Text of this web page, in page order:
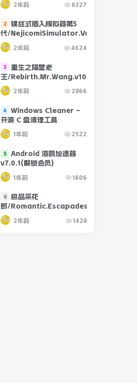
2年前 6327
2
螺丝式插入模拟器第5
代/NejicomiSimulator.Vol.5.v1.0.2
2年前 4624
3
重生之隔壁老
王/Rebirth.Mr.Wang.v10032020
2年前 2866
4
Windows Cleaner –
开源 C 盘清理工具
1年前 2522
5
Android 海鸥加速器
v7.0.1(解锁会员)
1年前 1606
6
极品采花
郎/Romantic.Escapades.v1.2.1
2年前 1428